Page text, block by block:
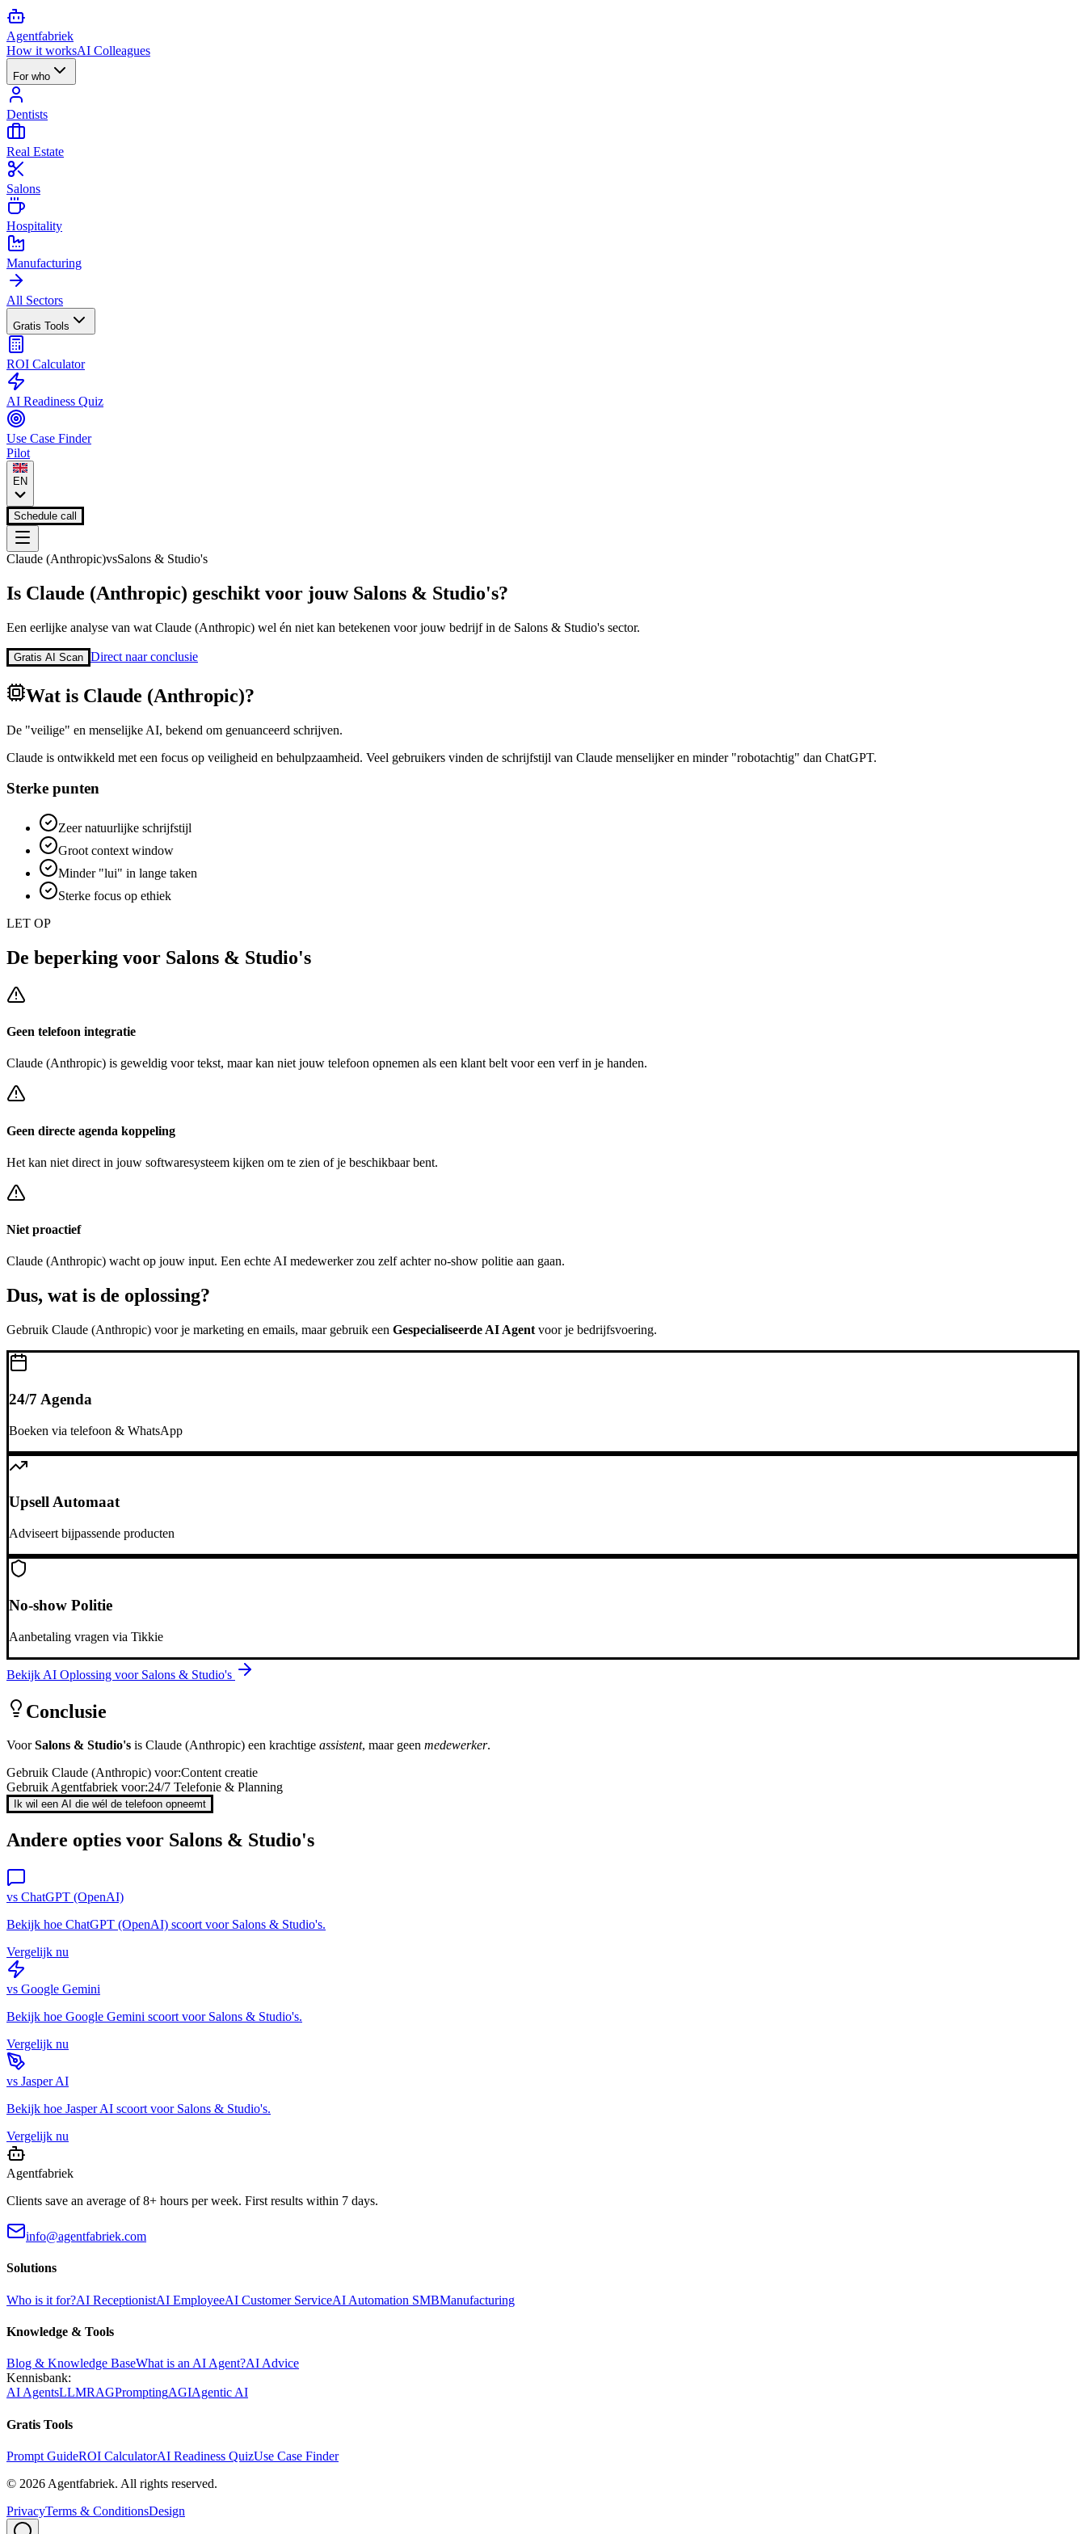
Agentfabriek
How it worksAI Colleagues
For who
Dentists
Real Estate
Salons
Hospitality
Manufacturing
All Sectors
Gratis Tools
ROI Calculator
AI Readiness Quiz
Use Case Finder
Pilot
EN
Schedule call
Claude (Anthropic)vsSalons & Studio's
Is Claude (Anthropic) geschikt voor jouw Salons & Studio's?
Een eerlijke analyse van wat Claude (Anthropic) wel én niet kan betekenen voor jouw bedrijf in de Salons & Studio's sector.
Gratis AI Scan Direct naar conclusie
Wat is Claude (Anthropic)?
De "veilige" en menselijke AI, bekend om genuanceerd schrijven.
Claude is ontwikkeld met een focus op veiligheid en behulpzaamheid. Veel gebruikers vinden de schrijfstijl van Claude menselijker en minder "robotachtig" dan ChatGPT.
Sterke punten
Zeer natuurlijke schrijfstijl
Groot context window
Minder "lui" in lange taken
Sterke focus op ethiek
LET OP
De beperking voor Salons & Studio's
Geen telefoon integratie
Claude (Anthropic) is geweldig voor tekst, maar kan niet jouw telefoon opnemen als een klant belt voor een verf in je handen.
Geen directe agenda koppeling
Het kan niet direct in jouw softwaresysteem kijken om te zien of je beschikbaar bent.
Niet proactief
Claude (Anthropic) wacht op jouw input. Een echte AI medewerker zou zelf achterno-show politie aan gaan.
Dus, wat is de oplossing?
Gebruik Claude (Anthropic) voor je marketing en emails, maar gebruik een Gespecialiseerde AI Agent voor je bedrijfsvoering.
24/7 Agenda
Boeken via telefoon & WhatsApp
Upsell Automaat
Adviseert bijpassende producten
No-show Politie
Aanbetaling vragen via Tikkie
Bekijk AI Oplossing voor Salons & Studio's
Conclusie
VoorSalons & Studio's is Claude (Anthropic) een krachtige assistent, maar geen medewerker.
Gebruik Claude (Anthropic) voor:Content creatie
Gebruik Agentfabriek voor:24/7 Telefonie & Planning
Ik wil een AI die wél de telefoon opneemt
Andere opties voor Salons & Studio's
vs ChatGPT (OpenAI)
Bekijk hoe ChatGPT (OpenAI) scoort voor Salons & Studio's.
Vergelijk nu
vs Google Gemini
Bekijk hoe Google Gemini scoort voor Salons & Studio's.
Vergelijk nu
vs Jasper AI
Bekijk hoe Jasper AI scoort voor Salons & Studio's.
Vergelijk nu
Agentfabriek
Clients save an average of 8+ hours per week. First results within 7 days.
info@agentfabriek.com
Solutions
Who is it for?AI ReceptionistAI EmployeeAI Customer ServiceAI Automation SMBManufacturing
Knowledge & Tools
Blog & Knowledge BaseWhat is an AI Agent?AI Advice
Kennisbank:
AI AgentsLLMRAGPromptingAGIAgentic AI
Gratis Tools
Prompt GuideROI CalculatorAI Readiness QuizUse Case Finder
© 2026 Agentfabriek. All rights reserved.
PrivacyTerms & ConditionsDesign